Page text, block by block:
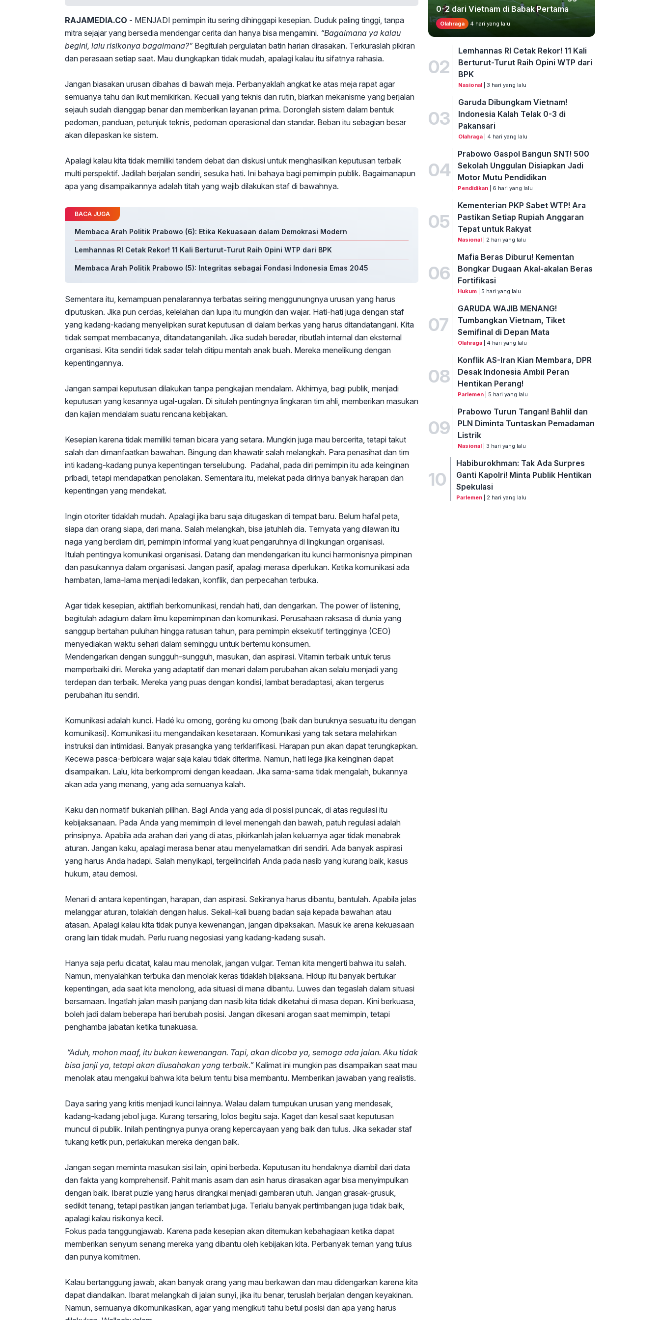
RAJAMEDIA.CO - MENJADI pemimpin itu sering dihinggapi kesepian. Duduk paling tinggi, tanpa
mitra sejajar yang bersedia mendengar cerita dan hanya bisa mengamini. “Bagaimana ya kalau
begini, lalu risikonya bagaimana?”Begitulah pergulatan batin harian dirasakan. Terkuraslah pikiran
dan perasaan setiap saat. Mau diungkapkan tidak mudah, apalagi kalau itu sifatnya rahasia.
Jangan biasakan urusan dibahas di bawah meja. Perbanyaklah angkat ke atas meja rapat agar
semuanya tahu dan ikut memikirkan. Kecuali yang teknis dan rutin, biarkan mekanisme yang berjalan
sejauh sudah dianggap benar dan memberikan layanan prima. Doronglah sistem dalam bentuk
pedoman, panduan, petunjuk teknis, pedoman operasional dan standar. Beban itu sebagian besar
akan dilepaskan ke sistem.
Apalagi kalau kita tidak memiliki tandem debat dan diskusi untuk menghasilkan keputusan terbaik
multi perspektif. Jadilah berjalan sendiri, sesuka hati. Ini bahaya bagi pemimpin publik. Bagaimanapun
apa yang disampaikannya adalah titah yang wajib dilakukan staf di bawahnya.
BACA JUGA
Membaca Arah Politik Prabowo (6): Etika Kekuasaan dalam Demokrasi Modern
Lemhannas RI Cetak Rekor! 11 Kali Berturut-Turut Raih Opini WTP dari BPK
Membaca Arah Politik Prabowo (5): Integritas sebagai Fondasi Indonesia Emas 2045
Sementara itu, kemampuan penalarannya terbatas seiring menggunungnya urusan yang harus
diputuskan. Jika pun cerdas, kelelahan dan lupa itu mungkin dan wajar. Hati-hati juga dengan staf
yang kadang-kadang menyelipkan surat keputusan di dalam berkas yang harus ditandatangani. Kita
tidak sempat membacanya, ditandatanganilah. Jika sudah beredar, ributlah internal dan eksternal
organisasi. Kita sendiri tidak sadar telah ditipu mentah anak buah. Mereka menelikung dengan
kepentingannya.
Jangan sampai keputusan dilakukan tanpa pengkajian mendalam. Akhirnya, bagi publik, menjadi
keputusan yang kesannya ugal-ugalan. Di situlah pentingnya lingkaran tim ahli, memberikan masukan
dan kajian mendalam suatu rencana kebijakan.
Kesepian karena tidak memiliki teman bicara yang setara. Mungkin juga mau bercerita, tetapi takut
salah dan dimanfaatkan bawahan. Bingung dan khawatir salah melangkah. Para penasihat dan tim
inti kadang-kadang punya kepentingan terselubung. Padahal, pada diri pemimpin itu ada keinginan
pribadi, tetapi mendapatkan penolakan. Sementara itu, melekat pada dirinya banyak harapan dan
kepentingan yang mendekat.
Ingin otoriter tidaklah mudah. Apalagi jika baru saja ditugaskan di tempat baru. Belum hafal peta,
siapa dan orang siapa, dari mana. Salah melangkah, bisa jatuhlah dia. Ternyata yang dilawan itu
naga yang berdiam diri, pemimpin informal yang kuat pengaruhnya di lingkungan organisasi.
Itulah pentingya komunikasi organisasi. Datang dan mendengarkan itu kunci harmonisnya pimpinan
dan pasukannya dalam organisasi. Jangan pasif, apalagi merasa diperlukan. Ketika komunikasi ada
hambatan, lama-lama menjadi ledakan, konflik, dan perpecahan terbuka.
Agar tidak kesepian, aktiflah berkomunikasi, rendah hati, dan dengarkan. The power of listening,
begitulah adagium dalam ilmu kepemimpinan dan komunikasi. Perusahaan raksasa di dunia yang
sanggup bertahan puluhan hingga ratusan tahun, para pemimpin eksekutif tertingginya (CEO)
menyediakan waktu sehari dalam seminggu untuk bertemu konsumen.
Mendengarkan dengan sungguh-sungguh, masukan, dan aspirasi. Vitamin terbaik untuk terus
memperbaiki diri. Mereka yang adaptatif dan menari dalam perubahan akan selalu menjadi yang
terdepan dan terbaik. Mereka yang puas dengan kondisi, lambat beradaptasi, akan tergerus
perubahan itu sendiri.
Komunikasi adalah kunci. Hadé ku omong, goréng ku omong (baik dan buruknya sesuatu itu dengan
komunikasi). Komunikasi itu mengandaikan kesetaraan. Komunikasi yang tak setara melahirkan
instruksi dan intimidasi. Banyak prasangka yang terklarifikasi. Harapan pun akan dapat terungkapkan.
Kecewa pasca-berbicara wajar saja kalau tidak diterima. Namun, hati lega jika keinginan dapat
disampaikan. Lalu, kita berkompromi dengan keadaan. Jika sama-sama tidak mengalah, bukannya
akan ada yang menang, yang ada semuanya kalah.
Kaku dan normatif bukanlah pilihan. Bagi Anda yang ada di posisi puncak, di atas regulasi itu
kebijaksanaan. Pada Anda yang memimpin di level menengah dan bawah, patuh regulasi adalah
prinsipnya. Apabila ada arahan dari yang di atas, pikirkanlah jalan keluarnya agar tidak menabrak
aturan. Jangan kaku, apalagi merasa benar atau menyelamatkan diri sendiri. Ada banyak aspirasi
yang harus Anda hadapi. Salah menyikapi, tergelincirlah Anda pada nasib yang kurang baik, kasus
hukum, atau demosi.
Menari di antara kepentingan, harapan, dan aspirasi. Sekiranya harus dibantu, bantulah. Apabila jelas
melanggar aturan, tolaklah dengan halus. Sekali-kali buang badan saja kepada bawahan atau
atasan. Apalagi kalau kita tidak punya kewenangan, jangan dipaksakan. Masuk ke arena kekuasaan
orang lain tidak mudah. Perlu ruang negosiasi yang kadang-kadang susah.
Hanya saja perlu dicatat, kalau mau menolak, jangan vulgar. Teman kita mengerti bahwa itu salah.
Namun, menyalahkan terbuka dan menolak keras tidaklah bijaksana. Hidup itu banyak bertukar
kepentingan, ada saat kita menolong, ada situasi di mana dibantu. Luwes dan tegaslah dalam situasi
bersamaan. Ingatlah jalan masih panjang dan nasib kita tidak diketahui di masa depan. Kini berkuasa,
boleh jadi dalam beberapa hari berubah posisi. Jangan dikesani arogan saat memimpin, tetapi
penghamba jabatan ketika tunakuasa.
“Aduh, mohon maaf, itu bukan kewenangan. Tapi, akan dicoba ya, semoga ada jalan. Aku tidak
bisa janji ya, tetapi akan diusahakan yang terbaik.”Kalimat ini mungkin pas disampaikan saat mau
menolak atau mengakui bahwa kita belum tentu bisa membantu. Memberikan jawaban yang realistis.
Daya saring yang kritis menjadi kunci lainnya. Walau dalam tumpukan urusan yang mendesak,
kadang-kadang jebol juga. Kurang tersaring, lolos begitu saja. Kaget dan kesal saat keputusan
muncul di publik. Inilah pentingnya punya orang kepercayaan yang baik dan tulus. Jika sekadar staf
tukang ketik pun, perlakukan mereka dengan baik.
Jangan segan meminta masukan sisi lain, opini berbeda. Keputusan itu hendaknya diambil dari data
dan fakta yang komprehensif. Pahit manis asam dan asin harus dirasakan agar bisa menyimpulkan
dengan baik. Ibarat puzle yang harus dirangkai menjadi gambaran utuh. Jangan grasak-grusuk,
sedikit tenang, tetapi pastikan jangan terlambat juga. Terlalu banyak pertimbangan juga tidak baik,
apalagi kalau risikonya kecil.
Fokus pada tanggungjawab. Karena pada kesepian akan ditemukan kebahagiaan ketika dapat
memberikan senyum senang mereka yang dibantu oleh kebijakan kita. Perbanyak teman yang tulus
dan punya komitmen.
Kalau bertanggung jawab, akan banyak orang yang mau berkawan dan mau didengarkan karena kita
dapat diandalkan. Ibarat melangkah di jalan sunyi, jika itu benar, teruslah berjalan dengan keyakinan.
Namun, semuanya dikomunikasikan, agar yang mengikuti tahu betul posisi dan apa yang harus
0-2 dari Vietnam di Babak Pertama
Olahraga 4 hari yang lalu
02
Lemhannas RI Cetak Rekor! 11 Kali
Berturut-Turut Raih Opini WTP dari
BPK
Nasional| 3 hari yang lalu
03
Garuda Dibungkam Vietnam!
Indonesia Kalah Telak 0-3 di
Pakansari
Olahraga| 4 hari yang lalu
04
Prabowo Gaspol Bangun SNT! 500
Sekolah Unggulan Disiapkan Jadi
Motor Mutu Pendidikan
Pendidikan | 6 hari yang lalu
05
Kementerian PKP Sabet WTP! Ara
Pastikan Setiap Rupiah Anggaran
Tepat untuk Rakyat
Nasional | 2 hari yang lalu
06
Mafia Beras Diburu! Kementan
Bongkar Dugaan Akal-akalan Beras
Fortifikasi
Hukum | 5 hari yang lalu
07
GARUDA WAJIB MENANG!
Tumbangkan Vietnam, Tiket
Semifinal di Depan Mata
Olahraga | 4 hari yang lalu
08
Konflik AS-Iran Kian Membara, DPR
Desak Indonesia Ambil Peran
Hentikan Perang!
Parlemen | 5 hari yang lalu
09
Prabowo Turun Tangan! Bahlil dan
PLN Diminta Tuntaskan Pemadaman
Listrik
Nasional | 3 hari yang lalu
10
Habiburokhman: Tak Ada Surpres
Ganti Kapolri! Minta Publik Hentikan
Spekulasi
Parlemen | 2 hari yang lalu